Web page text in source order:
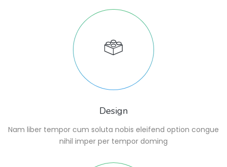
Design
Nam liber tempor cum soluta nobis eleifend option congue
nihil imper per tempor doming